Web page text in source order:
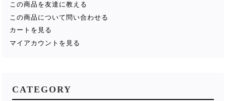
この商品を友達に教える
この商品について問い合わせる
カートを見る
マイアカウントを見る
CATEGORY